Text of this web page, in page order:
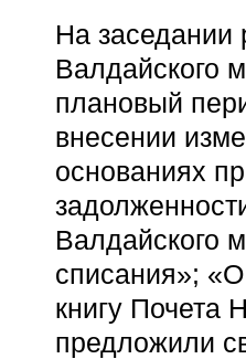
На заседании
Валдайского
плановый
внесении
основаниях
Валдайского
списания»;
книгу Почета
предложили